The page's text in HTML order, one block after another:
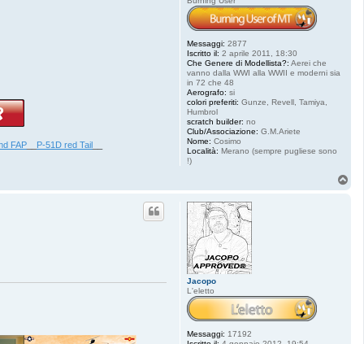
Messaggi: 2877
Iscritto il: 2 aprile 2011, 18:30
Che Genere di Modellista?: Aerei che
vanno dalla WWI alla WWII e moderni sia
in 72 che 48
Aerografo: si
colori preferiti: Gunze, Revell, Tamiya,
Humbrol
scratch builder: no
Club/Associazione: G.M.Ariete
Nome: Cosimo
Località: Merano (sempre pugliese sono
!)
FAP P-51D red Tail
Jacopo
L'eletto
Messaggi: 17192